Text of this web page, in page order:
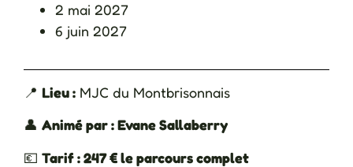
2 mai 2027
6 juin 2027
📍 Lieu : MJC du Montbrisonnais
👤 Animé par : Evane Sallaberry
💶 Tarif : 247 € le parcours complet